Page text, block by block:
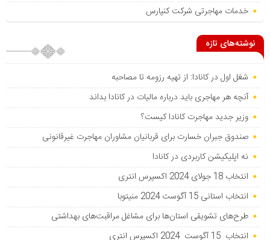
خدمات مهاجرتی شرکت کنپارس
نوشته‌های تازه
شغل اول در کانادا: از تهیه رزومه تا مصاحبه
آنچه هر مهاجری باید درباره مالیات در کانادا بداند
وزیر جدید مهاجرت کانادا کیست؟
صندوق جبران خسارت برای قربانیان مشاوران مهاجرت غیرقانونی
نه اپلیکیشن کاربردی در کانادا
انتخاب 18 جولای 2024 اکسپرس انتری
انتخاب استانی 15 آگوست 2024 منیتوبا
طرح‌های تشویقی استان‌ها برای مشاغل مراقبت‌های بهداشتی
انتخاب 15 آگوست 2024 اکسپرس انتری